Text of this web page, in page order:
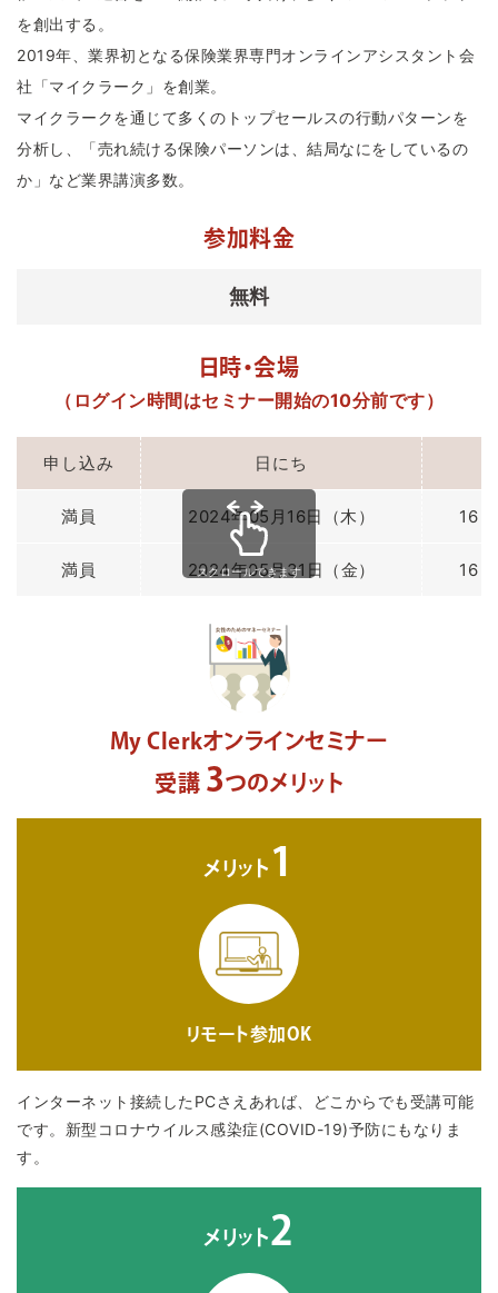
を創出する。
2019年、業界初となる保険業界専門オンラインアシスタント会
社「マイクラーク」を創業。
マイクラークを通じて多くのトップセールスの行動パターンを
分析し、「売れ続ける保険パーソンは、結局なにをしているの
か」など業界講演多数。
参加料金
無料
日時・会場
（ログイン時間はセミナー開始の10分前です）
申し込み 日にち
満員 2024年05月16日（木） 16
満員 2024年05月31日（金） 16
スクロールできます
My Clerkオンラインセミナー
受講 3つのメリット
メリット 1
リモート参加OK
インターネット接続したPCさえあれば、どこからでも受講可能
です。新型コロナウイルス感染症(COVID-19)予防にもなりま
す。
メリット 2